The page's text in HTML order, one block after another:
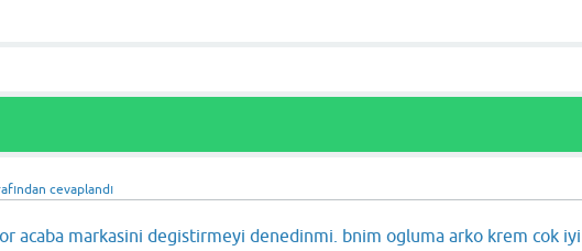
cevaplandı
acaba markasini degistirmeyi denedinmi. bnim ogluma arko krem cok iyi